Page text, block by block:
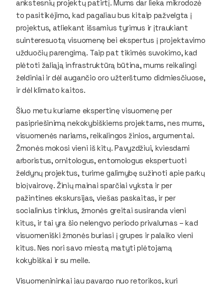
ankstesnių projektų patirtį. Mums dar lieka mikrodozė
to pasitikėjimo, kad pagaliau bus kitaip pažvelgta į
projektus, atliekant išsamius tyrimus ir įtraukiant
suinteresuotą visuomenę bei ekspertus į projektavimo
užduočių parengimą. Taip pat tikimės suvokimo, kad
plėtoti žaliąją infrastruktūrą būtina, mums reikalingi
želdiniai ir dėl augančio oro užterštumo didmiesčiuose,
ir dėl klimato kaitos.
Šiuo metu kuriame ekspertinę visuomenę per
pasipriešinimą nekokybiškiems projektams, nes mums,
visuomenės nariams, reikalingos žinios, argumentai.
Žmonės mokosi vieni iš kitų. Pavyzdžiui, kviesdami
arboristus, ornitologus, entomologus ekspertuoti
želdynų projektus, turime galimybę sužinoti apie parkų
bioįvairovę. Žinių mainai sparčiai vyksta ir per
pažintines ekskursijas, viešas paskaitas, ir per
socialinius tinklus, žmonės greitai susiranda vieni
kitus, ir tai yra šio nelengvo periodo privalumas – kad
visuomeniški žmonės buriasi į grupes ir palaiko vieni
kitus. Nes nori savo miestą matyti plėtojamą
kokybiškai ir su meile.
Visuomenininkai jau pavargo nuo retorikos, kuri